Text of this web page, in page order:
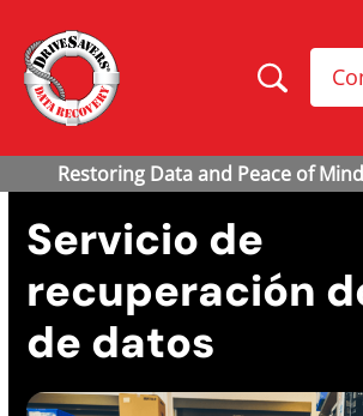
Servicio de
recuperación
de datos